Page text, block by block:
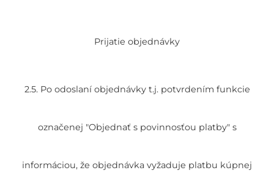
Prijatie objednávky
2.5. Po odoslaní objednávky t.j. potvrdením funkcie
označenej "Objednať s povinnosťou platby" s
informáciou, že objednávka vyžaduje platbu kúpnej